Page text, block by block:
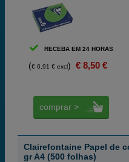
RECEBA EM 24 HORAS
(€ 6,91 € excl) € 8,50 €
comprar >
Clairefontaine Papel de
gr A4 (500 folhas)